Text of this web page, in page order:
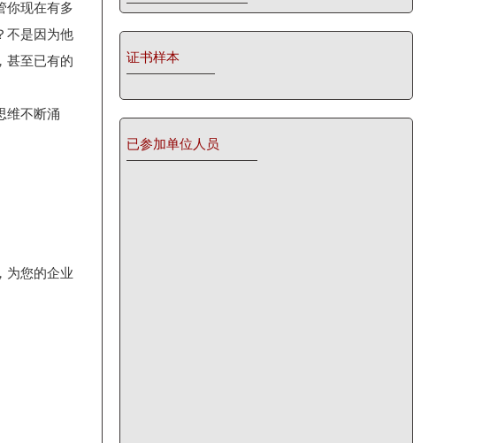
你现在有多
不是因为他
甚至已有的
维不断涌
为您的企业
证书样本
已参加单位人员